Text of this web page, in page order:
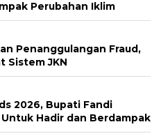
Perubahan Iklim
Penanggulangan Fraud,
Sistem JKN
2026, Bupati Fandi
Hadir dan Berdampak